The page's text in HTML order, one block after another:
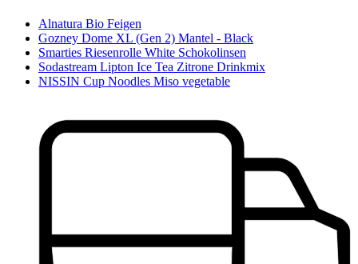
Alnatura Bio Feigen
Gozney Dome XL (Gen 2) Mantel - Black
Smarties Riesenrolle White Schokolinsen
Sodastream Lipton Ice Tea Zitrone Drinkmix
NISSIN Cup Noodles Miso vegetable